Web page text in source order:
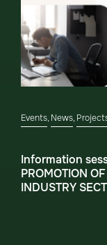
Events, News,
Information
PROMOTION
INDUSTRY